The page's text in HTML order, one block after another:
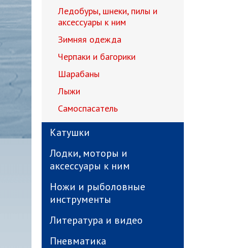
Ледобуры, шнеки, пилы и
аксессуары к ним
Зимняя одежда
Черпаки и багорики
Шарабаны
Лыжи
Самоспасатель
Катушки
Лодки, моторы и
аксессуары к ним
Ножи и рыболовные
инструменты
Литература и видео
Пневматика